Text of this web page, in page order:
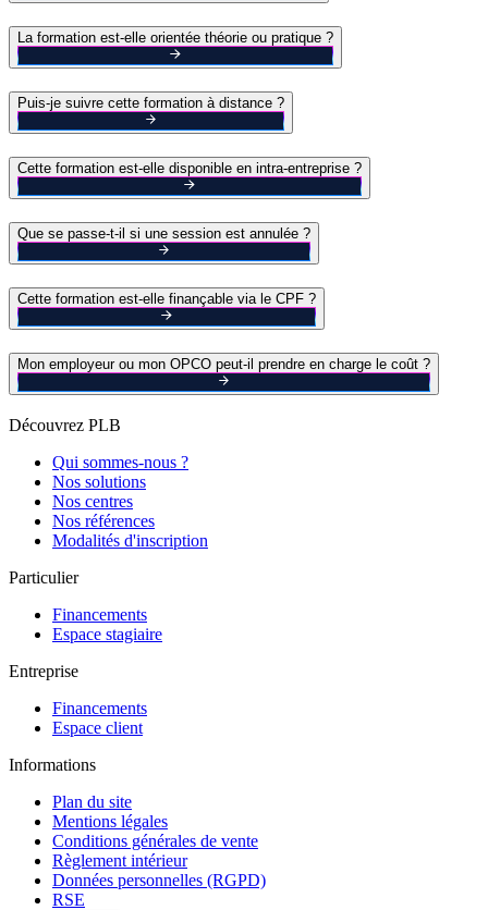
La formation est-elle orientée théorie ou pratique ?
Puis-je suivre cette formation à distance ?
Cette formation est-elle disponible en intra-entreprise ?
Que se passe-t-il si une session est annulée ?
Cette formation est-elle finançable via le CPF ?
Mon employeur ou mon OPCO peut-il prendre en charge le coût ?
Découvrez PLB
Qui sommes-nous ?
Nos solutions
Nos centres
Nos références
Modalités d'inscription
Particulier
Financements
Espace stagiaire
Entreprise
Financements
Espace client
Informations
Plan du site
Mentions légales
Conditions générales de vente
Règlement intérieur
Données personnelles (RGPD)
RSE